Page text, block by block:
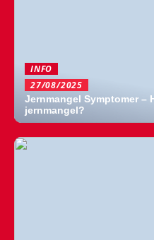
INFO
27/08/2025
Jernmangel Symptomer –
jernmangel?